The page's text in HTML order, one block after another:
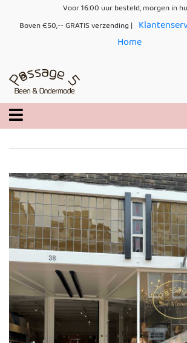
Voor 16:00 uur besteld, morgen in
Boven €50,-- GRATIS verzending |
Home